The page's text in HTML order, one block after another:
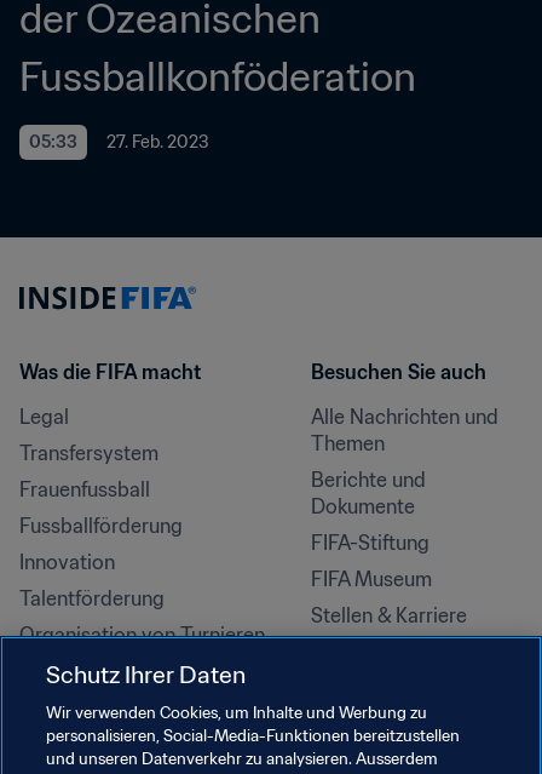
der Ozeanischen
Fussballkonföderation
05:33 27. Feb. 2023
Was die FIFA macht
Legal
Transfersystem
Frauenfussball
Fussballförderung
Innovation
Talentförderung
Organisation von Turnieren
Nachhaltigkeit
Menschenrechte und
Antidiskriminierung
Besuchen Sie auch
Alle Nachrichten und
Themen
Berichte und
Dokumente
FIFA-Stiftung
FIFA Museum
Stellen & Karriere
Schutz Ihrer Daten
Wir verwenden Cookies, um Inhalte und Werbung zu
personalisieren, Social-Media-Funktionen bereitzustellen
und unseren Datenverkehr zu analysieren. Ausserdem